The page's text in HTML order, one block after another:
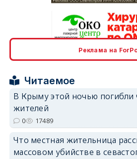
Реклама на
Читаемое
В Крыму этой ночью
жителей
0 17489
Что местная жительница
массовом убийстве в